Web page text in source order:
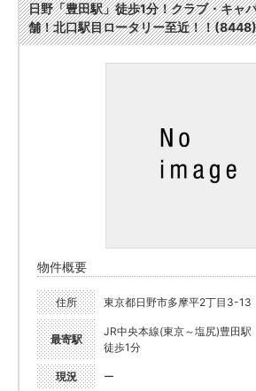
日野「豊田駅」徒歩1分！クラブ・キャ
舗！北口駅目ロータリー至近！！(8448)
物件概要
住所 東京都日野市多摩平2丁目3-13
最寄駅
JR中央本線(東京～塩尻)豊田駅
徒歩1分
現況 ー